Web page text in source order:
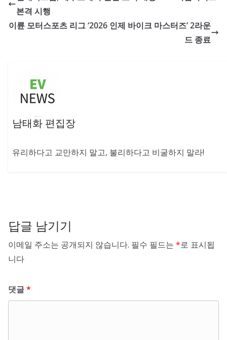
본격 시행
이륜 모터스포츠 리그 ‘2026 인제 바이크 마스터즈’ 2라운
드 종료
남태화 편집장
유리하다고 교만하지 말고, 불리하다고 비굴하지 말라!
답글 남기기
이메일 주소는 공개되지 않습니다. 필수 필드는 *로 표시됩
니다
댓글*